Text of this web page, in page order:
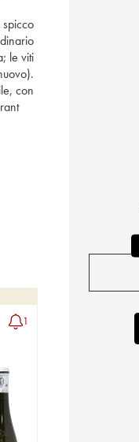
le viti
con
1